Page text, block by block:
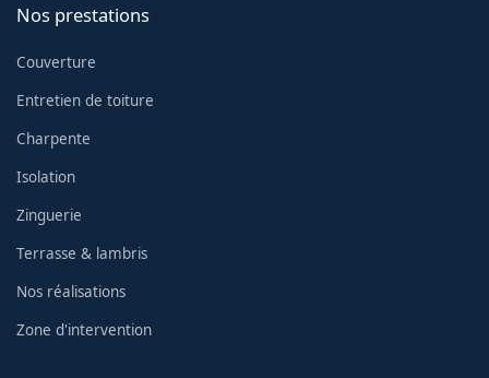
Nos prestations
Couverture
Entretien de toiture
Charpente
Isolation
Zinguerie
Terrasse & lambris
Nos réalisations
Zone d'intervention